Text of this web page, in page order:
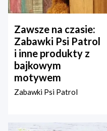
Zawsze na czasie:
Zabawki Psi Patrol
i inne produkty z
bajkowym
motywem
Zabawki Psi Patrol